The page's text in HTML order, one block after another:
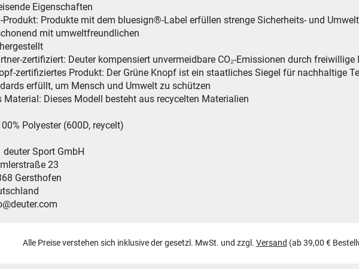
Eigenschaften
Produkte mit dem bluesign®-Label erfüllen strenge Sicherheits- und
mit umweltfreundlichen
zertifiziert: Deuter kompensiert unvermeidbare CO₂-Emissionen durch
zertifiziertes Produkt: Der Grüne Knopf ist ein staatliches Siegel für nachhaltige
erfüllt, um Mensch und Umwelt zu schützen
Material: Dieses Modell besteht aus recycelten Materialien
Polyester (600D, reycelt)
deuter Sport GmbH
23
Alle Preise verstehen sich inklusive der gesetzl. MwSt. und zzgl. Versand (ab 39,00 €